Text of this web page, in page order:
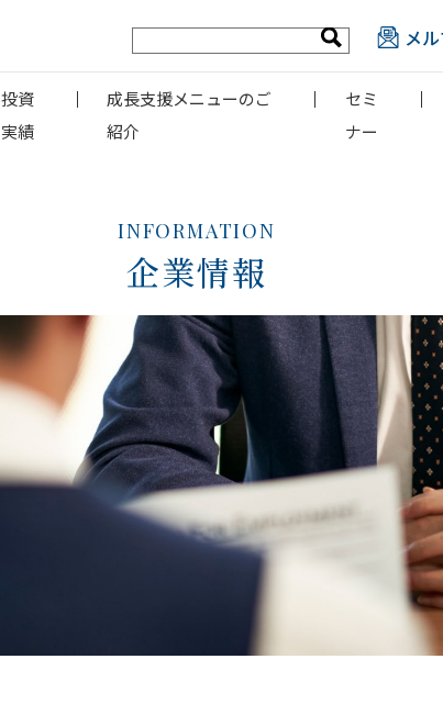
メ
投資
実績
成長支援メニューのご
紹介
セミ
ナー
INFORMATION
企業情報